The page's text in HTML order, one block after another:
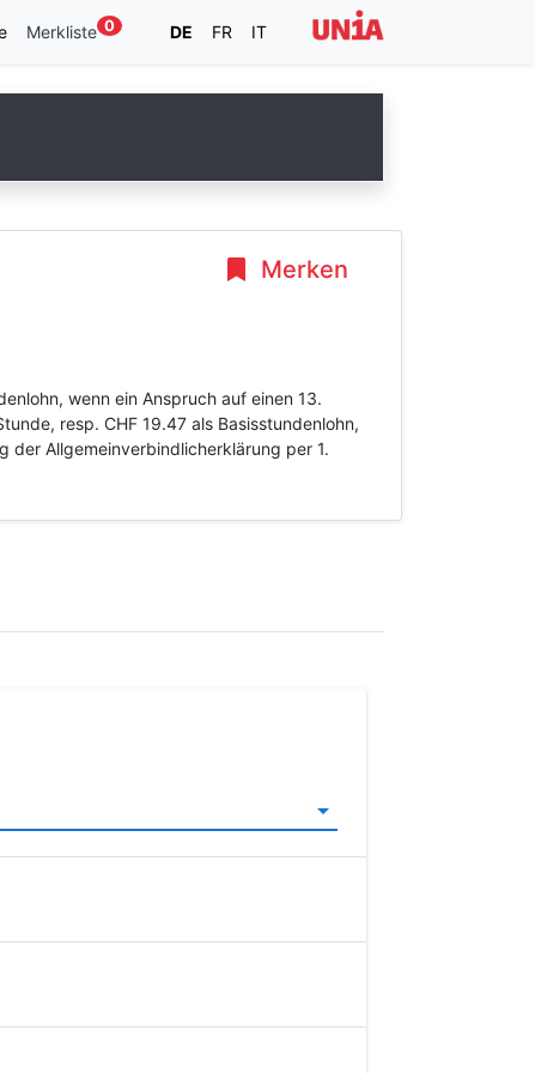
Merkliste 0 DE FR IT
Merken
wenn ein Anspruch auf einen 13.
resp. CHF 19.47 als Basisstundenlohn,
der Allgemeinverbindlicherklärung per 1.